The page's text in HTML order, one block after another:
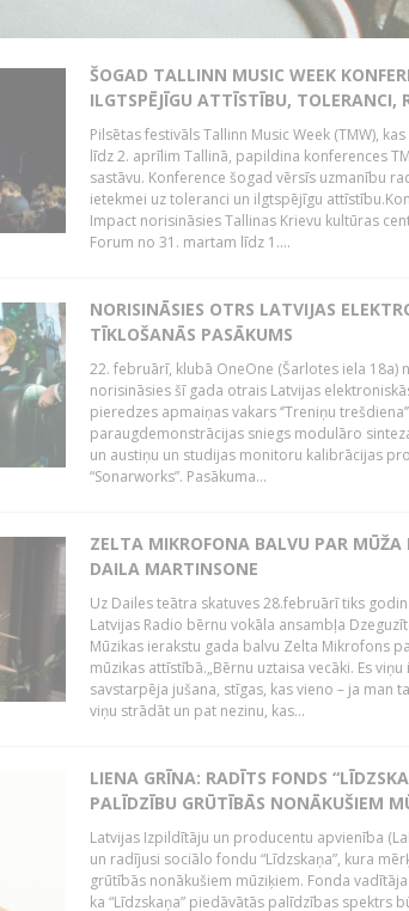
ŠOGAD TALLINN MUSIC WEEK
ILGTSPĒJĪGU ATTĪSTĪBU, TOLERANCI,
Pilsētas festivāls Tallinn Music Week (TMW),
līdz 2. aprīlim Tallinā, papildina konferences
sastāvu. Konference šogad vērsīs uzmanību
ietekmei uz toleranci un ilgtspējīgu
Impact norisināsies Tallinas Krievu kultūras
Forum no 31. martam līdz 1....
NORISINĀSIES OTRS LATVIJAS
TĪKLOŠANĀS PASĀKUMS
22. februārī, klubā OneOne (Šarlotes iela 18a)
norisināsies šī gada otrais Latvijas
pieredzes apmaiņas vakars ‘’Treniņu
paraugdemonstrācijas sniegs modulāro
un austiņu un studijas monitoru kalibrācijas
“Sonarworks”. Pasākuma...
ZELTA MIKROFONA BALVU PAR MŪŽA
DAILA MARTINSONE
Uz Dailes teātra skatuves 28.februārī tiks
Latvijas Radio bērnu vokāla ansambļa
Mūzikas ierakstu gada balvu Zelta Mikrofons
mūzikas attīstībā.„Bērnu uztaisa vecāki. Es
savstarpēja jušana, stīgas, kas vieno – ja man
viņu strādāt un pat nezinu, kas...
LIENA GRĪNA: RADĪTS FONDS
PALĪDZĪBU GRŪTĪBĀS NONĀKUŠIEM
Latvijas Izpildītāju un producentu apvienība
un radījusi sociālo fondu “Līdzskaņa”, kura
grūtībās nonākušiem mūziķiem. Fonda
ka “Līdzskaņa” piedāvātās palīdzības spektrs